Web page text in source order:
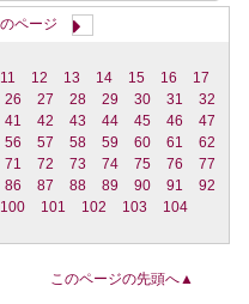
ページ
11 12 13 14 15 16
17
26 27 28 29 30 31
32
41 42 43 44 45 46
47
56 57 58 59 60 61
62
71 72 73 74 75 76
77
86 87 88 89 90 91
92
100 101 102 103 104
このページの先頭へ▲